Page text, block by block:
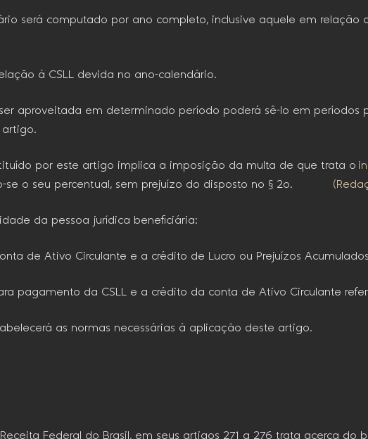
será computado por ano completo, inclusive aquele em
à CSLL devida no ano-calendário.
aproveitada em determinado período poderá sê-lo em períodos
por este artigo implica a imposição da multa de que trata o
se o seu percentual, sem prejuízo do disposto no § 2o.
da pessoa jurídica beneficiária:
de Ativo Circulante e a crédito de Lucro ou Prejuízos
pagamento da CSLL e a crédito da conta de Ativo Circulante
as normas necessárias à aplicação deste artigo.
Federal do Brasil, em seus artigos 271 a 276 trata acerca do